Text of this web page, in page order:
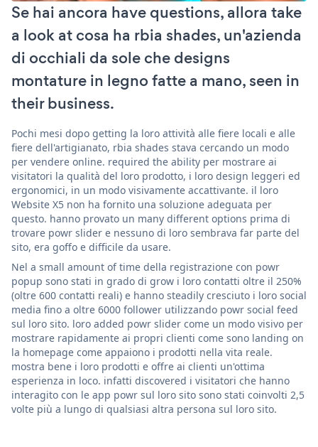
Se hai ancora have questions, allora take
a look at cosa ha rbia shades, un'azienda
di occhiali da sole che designs
montature in legno fatte a mano, seen in
their business.
Pochi mesi dopo getting la loro attività alle fiere locali e alle
fiere dell'artigianato, rbia shades stava cercando un modo
per vendere online. required the ability per mostrare ai
visitatori la qualità del loro prodotto, i loro design leggeri ed
ergonomici, in un modo visivamente accattivante. il loro
Website X5 non ha fornito una soluzione adeguata per
questo. hanno provato un many different options prima di
trovare powr slider e nessuno di loro sembrava far parte del
sito, era goffo e difficile da usare.
Nel a small amount of time della registrazione con powr
popup sono stati in grado di grow i loro contatti oltre il 250%
(oltre 600 contatti reali) e hanno steadily cresciuto i loro social
media fino a oltre 6000 follower utilizzando powr social feed
sul loro sito. loro added powr slider come un modo visivo per
mostrare rapidamente ai propri clienti come sono landing on
la homepage come appaiono i prodotti nella vita reale.
mostra bene i loro prodotti e offre ai clienti un'ottima
esperienza in loco. infatti discovered i visitatori che hanno
interagito con le app powr sul loro sito sono stati coinvolti 2,5
volte più a lungo di qualsiasi altra persona sul loro sito.